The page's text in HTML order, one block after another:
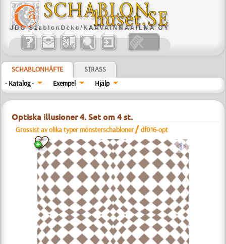
SCHABLONHÄFTE
STRASS
- Katalog -
Exempel Hjälp
Optiska illusioner 4. Set om 4 st.
Grossist av olika typer mönsterschabloner /df016-opt
a